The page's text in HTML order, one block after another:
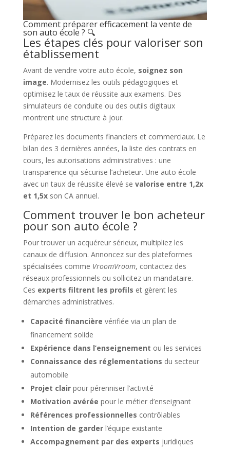
Comment préparer efficacement la vente de
son auto école ? 🔍
Les étapes clés pour valoriser son
établissement
Avant de vendre votre auto école, soignez son
image. Modernisez les outils pédagogiques et
optimisez le taux de réussite aux examens. Des
simulateurs de conduite ou des outils digitaux
montrent une structure à jour.
Préparez les documents financiers et commerciaux. Le
bilan des 3 dernières années, la liste des contrats en
cours, les autorisations administratives : une
transparence qui sécurise l’acheteur. Une auto école
avec un taux de réussite élevé se valorise entre 1,2x
et 1,5xson CA annuel.
Comment trouver le bon acheteur
pour son auto école ?
Pour trouver un acquéreur sérieux, multipliez les
canaux de diffusion. Annoncez sur des plateformes
spécialisées comme VroomVroom, contactez des
réseaux professionnels ou sollicitez un mandataire.
Ces experts filtrent les profils et gèrent les
démarches administratives.
Capacité financière vérifiée via un plan de
financement solide
Expérience dans l’enseignement ou les services
Connaissance des réglementations du secteur
automobile
Projet clairpour pérenniser l’activité
Motivation avérée pour le métier d’enseignant
Références professionnelles contrôlables
Intention de garderl’équipe existante
Accompagnement par des experts juridiques